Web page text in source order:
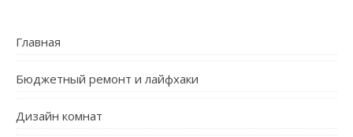
Главная
Бюджетный ремонт и лайфхаки
Дизайн комнат